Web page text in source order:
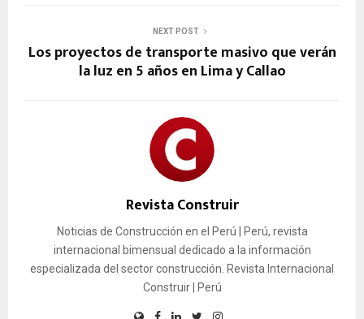
NEXT POST
Los proyectos de transporte masivo que verán
la luz en 5 años en Lima y Callao
Revista Construir
Noticias de Construcción en el Perú | Perú, revista
internacional bimensual dedicado a la información
especializada del sector construcción. Revista Internacional
Construir | Perú